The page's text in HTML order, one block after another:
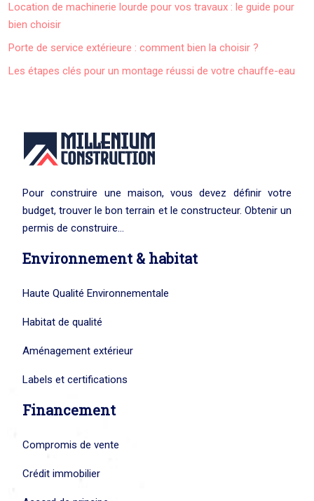
Location de machinerie lourde pour vos travaux : le guide pour
bien choisir
Porte de service extérieure : comment bien la choisir ?
Les étapes clés pour un montage réussi de votre chauffe-eau
Pour construire une maison, vous devez définir votre
budget, trouver le bon terrain et le constructeur. Obtenir un
permis de construire…
Environnement & habitat
Haute Qualité Environnementale
Habitat de qualité
Aménagement extérieur
Labels et certifications
Financement
Compromis de vente
Crédit immobilier